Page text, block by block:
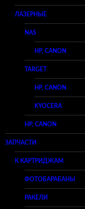
ЛАЗЕРНЫЕ
NAS
HP, CANON
TARGET
HP, CANON
KYOCERA
HP, CANON
ЗАПЧАСТИ
К КАРТРИДЖАМ
ФОТОБАРАБАНЫ
РАКЕЛИ